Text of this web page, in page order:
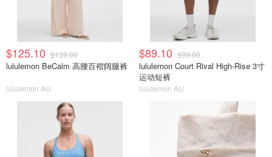
$125.10 $139.00
lululemon BeCalm 高腰百褶阔腿裤
lululemon AU
$89.10 $99.00
lululemon Court Rival High-Rise 3寸
运动短裤
lululemon AU